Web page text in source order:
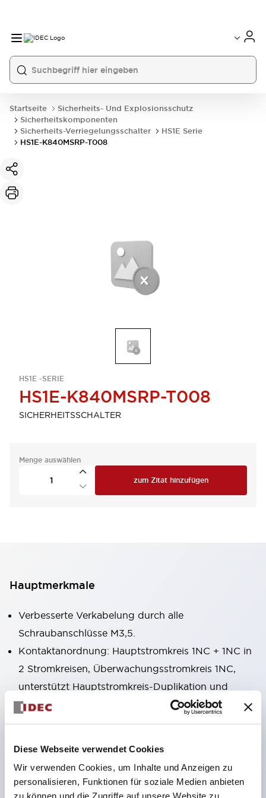
Diese Webseite verwendet Cookies
Wir verwenden Cookies, um Inhalte und Anzeigen zu
personalisieren, Funktionen für soziale Medien anbieten
zu können und die Zugriffe auf unsere Website zu
Startseite
Sicherheits- Und Explosionsschutz
Sicherheitskomponenten
Sicherheits-Verriegelungsschalter
HS1E Serie
HS1E-K840MSRP-T008
HS1E -SERIE
HS1E-K840MSRP-T008
SICHERHEITSSCHALTER
Menge auswählen
zum Zitat hinzufügen
Hauptmerkmale
Verbesserte Verkabelung durch alle
Schraubanschlüsse M3,5.
Kontaktanordnung: Hauptstromkreis 1NC + 1NC in
2 Stromkreisen, Überwachungsstromkreis 1NC,
unterstützt Hauptstromkreis-Duplikation und
Schlossüberwachung.
Für den Einsatz in großen Anlagen ist auch eine
Der Aktuator wird an der Schutzklappe, der
Sicherheitsschalter am Maschinengehäuse